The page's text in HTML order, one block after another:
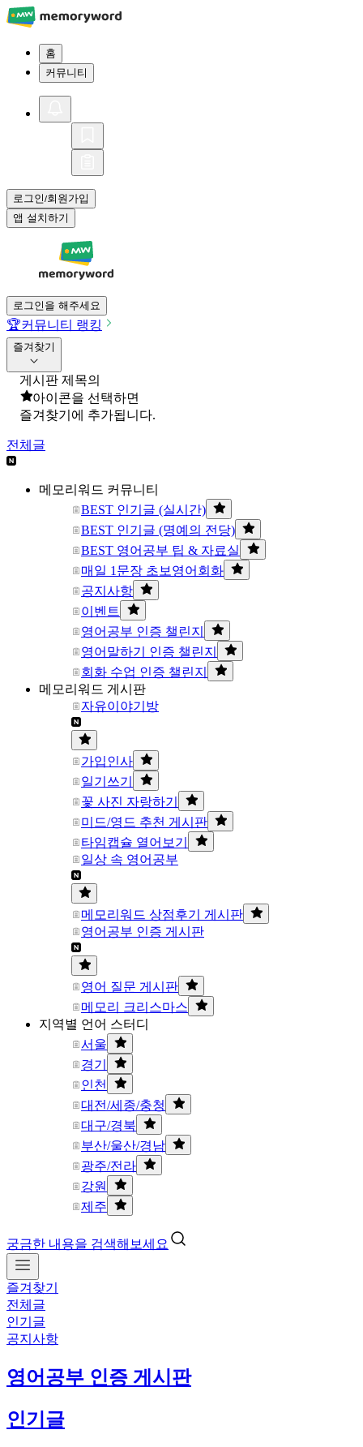
홈
커뮤니티
로그인/회원가입
앱 설치하기
로그인을 해주세요
🏆커뮤니티 랭킹
즐겨찾기
게시판 제목의
아이콘을 선택하면
즐겨찾기에 추가됩니다.
전체글
메모리워드 커뮤니티
BEST 인기글 (실시간)
BEST 인기글 (명예의 전당)
BEST 영어공부 팁 & 자료실
매일 1문장 초보영어회화
공지사항
이벤트
영어공부 인증 챌린지
영어말하기 인증 챌린지
회화 수업 인증 챌린지
메모리워드 게시판
자유이야기방
가입인사
일기쓰기
꽃 사진 자랑하기
미드/영드 추천 게시판
타임캡슐 열어보기
일상 속 영어공부
메모리워드 상점후기 게시판
영어공부 인증 게시판
영어 질문 게시판
메모리 크리스마스
지역별 언어 스터디
서울
경기
인천
대전/세종/충청
대구/경북
부산/울산/경남
광주/전라
강원
제주
궁금한 내용을 검색해보세요
즐겨찾기
전체글
인기글
공지사항
영어공부 인증 게시판
인기글